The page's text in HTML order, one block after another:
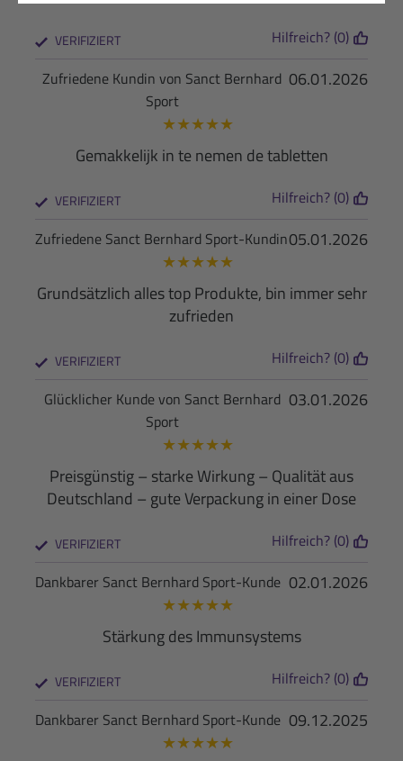
VERIFIZIERT Hilfreich? (0)
06.01.2026
Zufriedene Kundin von Sanct Bernhard
Sport
★★★★★
Gemakkelijk in te nemen de tabletten
VERIFIZIERT Hilfreich? (0)
05.01.2026
Zufriedene Sanct Bernhard Sport-Kundin
★★★★★
Grundsätzlich alles top Produkte, bin immer sehr
zufrieden
VERIFIZIERT Hilfreich? (0)
03.01.2026
Glücklicher Kunde von Sanct Bernhard
Sport
★★★★★
Preisgünstig – starke Wirkung – Qualität aus
Deutschland – gute Verpackung in einer Dose
VERIFIZIERT Hilfreich? (0)
02.01.2026
Dankbarer Sanct Bernhard Sport-Kunde
★★★★★
Stärkung des Immunsystems
VERIFIZIERT Hilfreich? (0)
09.12.2025
Dankbarer Sanct Bernhard Sport-Kunde
★★★★★